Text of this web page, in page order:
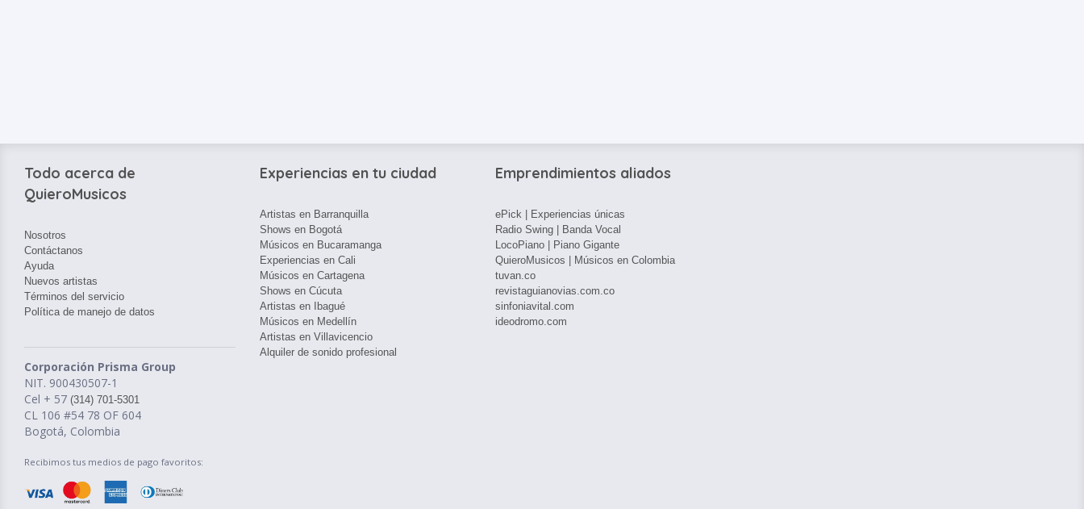
Todo acerca de
QuieroMusicos
Nosotros
Contáctanos
Ayuda
Nuevos artistas
Términos del servicio
Política de manejo de datos
Corporación Prisma Group
NIT. 900430507-1
Cel + 57 (314) 701-5301
CL 106 #54 78 OF 604
Bogotá, Colombia
Recibimos tus medios de pago favoritos:
Experiencias en tu ciudad
Artistas en Barranquilla
Shows en Bogotá
Músicos en Bucaramanga
Experiencias en Cali
Músicos en Cartagena
Shows en Cúcuta
Artistas en Ibagué
Músicos en Medellín
Artistas en Villavicencio
Alquiler de sonido profesional
Emprendimientos aliados
ePick | Experiencias únicas
Radio Swing | Banda Vocal
LocoPiano | Piano Gigante
QuieroMusicos | Músicos en Colombia
tuvan.co
revistaguianovias.com.co
sinfoniavital.com
ideodromo.com